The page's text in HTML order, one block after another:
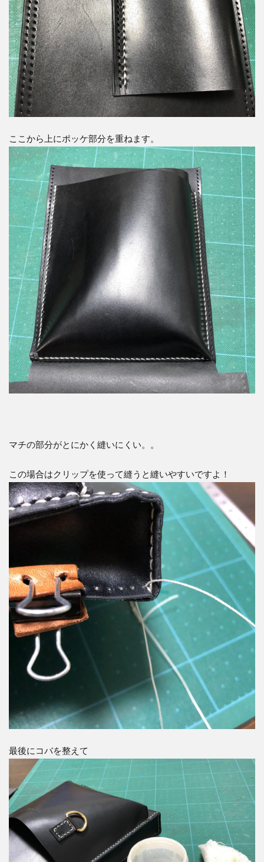
ここから上にポッケ部分を重ねます。
マチの部分がとにかく縫いにくい。。
この場合はクリップを使って縫うと縫いやすいですよ！
最後にコバを整えて